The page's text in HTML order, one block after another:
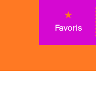
Favoris